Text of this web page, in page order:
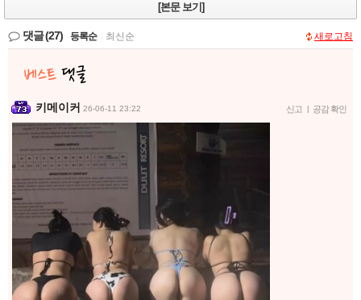
[본문 보기]
댓글(27) 등록순 최신순 새로고침
키메이커 26-06-11 23:22 신고 | 공감 확인